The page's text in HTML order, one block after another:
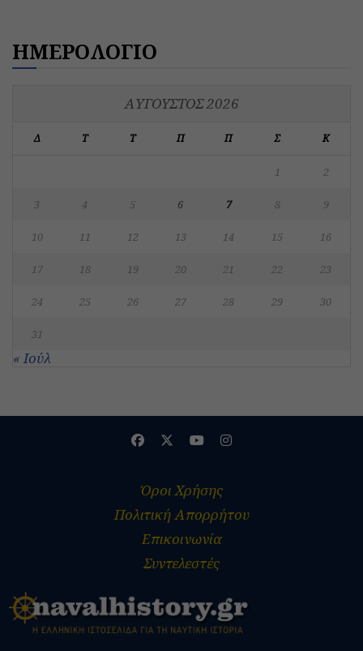
ΗΜΕΡΟΛΟΓΙΟ
ΑΎΓΟΥΣΤΟΣ 2026
Δ Τ Τ Π Π Σ Κ
1 2
3 4 5 6 7 8 9
10 11 12 13 14 15 16
17 18 19 20 21 22 23
24 25 26 27 28 29 30
31
« Ιούλ
Όροι Χρήσης
Πολιτική Απορρήτου
Επικοινωνία
Συντελεστές